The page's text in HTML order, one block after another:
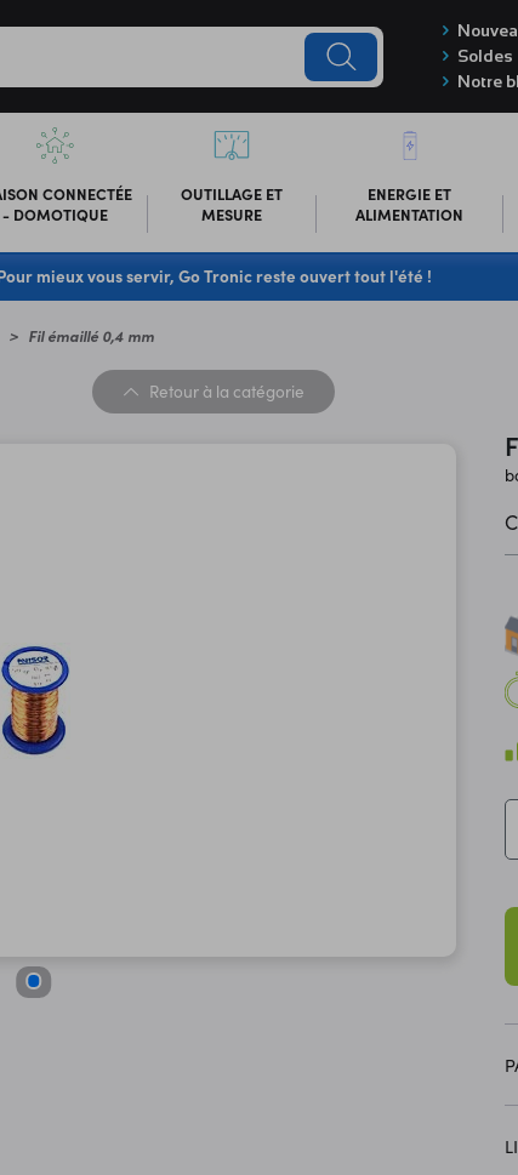
Soldes
Notre
CONNECTÉE
- DOMOTIQUE
OUTILLAGE ET
MESURE
ENERGIE ET
ALIMENTATION
mieux vous servir, Go Tronic reste ouvert tout l'été !
Fil émaillé 0,4 mm
Retour à la catégorie